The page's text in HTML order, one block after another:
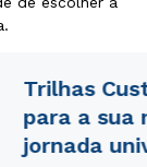
Trilhas
para a sua
jornada